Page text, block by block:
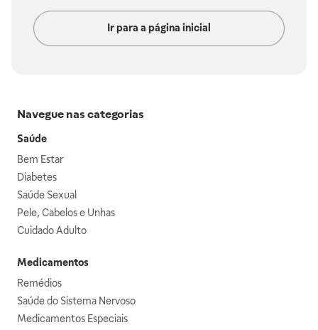
Ir para a página inicial
Navegue nas categorias
Saúde
Bem Estar
Diabetes
Saúde Sexual
Pele, Cabelos e Unhas
Cuidado Adulto
Medicamentos
Remédios
Saúde do Sistema Nervoso
Medicamentos Especiais